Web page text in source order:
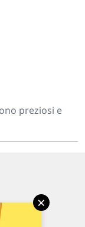
preziosi e
×